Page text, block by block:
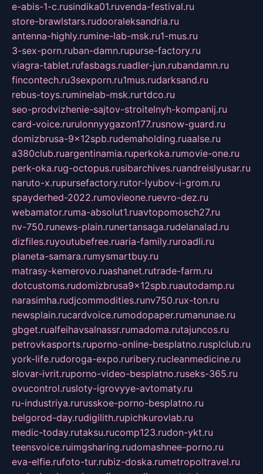
e-abis-1-c.rusindika01.ruvenda-festival.ru
store-brawlstars.rudooraleksandria.ru
antenna-highly.rumine-lab-msk.ru1-mus.ru
3-sex-porn.ruban-damn.rupurse-factory.ru
viagra-tablet.rufasbags.ruadler-jun.rubandamn.ru
fincontech.ru3sexporn.ru1mus.rudarksand.ru
rebus-toys.ruminelab-msk.rurtdco.ru
seo-prodvizhenie-sajtov-stroitelnyh-kompanij.ru
card-voice.rurulonnyygazon177.rusnow-guard.ru
domizbrusa-9x12spb.rudemaholding.ruaalse.ru
a380club.ruargentinamia.ruperkoka.rumovie-one.ru
perk-oka.rug-octopus.rusibarchives.ruandreislyusar.ru
naruto-x.rupursefactory.rutor-lyubov-i-grom.ru
spayderhed-2022.rumovieone.ruevro-dez.ru
webamator.ruma-absolut1.ruavtopomosch27.ru
nv-750.runews-plain.runertansaga.rudelanalad.ru
dizfiles.ruyoutubefree.ruaria-family.ruroadli.ru
planeta-samara.rumysmartbuy.ru
matrasy-kemerovo.ruashanet.rutrade-farm.ru
dotcustoms.rudomizbrusa9x12spb.ruautodamp.ru
narasimha.rudjcommodities.runv750.rux-ton.ru
newsplain.rucardvoice.rumodopaper.rumanunae.ru
gbget.rualfeihavsalnassr.rumadoma.rutajuncos.ru
petrovkasports.ruporno-online-besplatno.rusplclub.ru
york-life.rudoroga-expo.ruribery.rucleanmedicine.ru
slovar-ivrit.ruporno-video-besplatno.ruseks-365.ru
ovucontrol.rusloty-igrovyye-avtomaty.ru
ru-industriya.rurusskoe-porno-besplatno.ru
belgorod-day.rudigilith.rupichkurovlab.ru
medic-today.rutaksu.rucomp123.rudon-ykt.ru
teensvoice.ruimgsharing.rudomashnee-porno.ru
eva-elfie.rufoto-tur.rubiz-doska.rumetropoltravel.ru